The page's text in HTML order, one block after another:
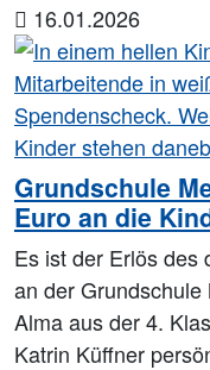
16.01.2026
Grundschule
Euro an die
Es ist der Erlös des
an der
Alma aus der 4.
Katrin Küffner